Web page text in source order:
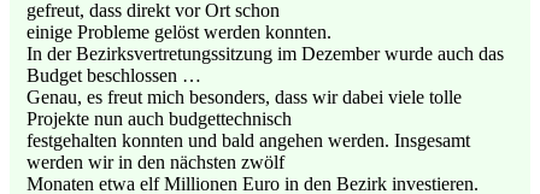
gefreut, dass direkt vor Ort schon
einige Probleme gelöst werden konnten.
In der Bezirksvertretungssitzung im Dezember wurde auch das
Budget beschlossen …
Genau, es freut mich besonders, dass wir dabei viele tolle
Projekte nun auch budgettechnisch
festgehalten konnten und bald angehen werden. Insgesamt
werden wir in den nächsten zwölf
Monaten etwa elf Millionen Euro in den Bezirk investieren.